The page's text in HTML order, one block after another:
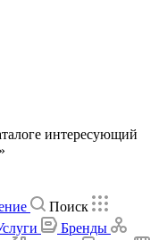
интересующий
Поиск
Бренды